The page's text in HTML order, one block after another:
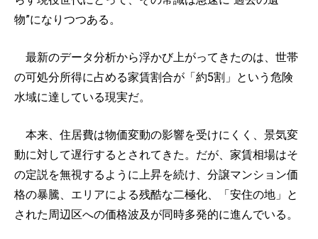
物”になりつつある。
最新のデータ分析から浮かび上がってきたのは、世帯
の可処分所得に占める家賃割合が「約5割」という危険
水域に達している現実だ。
本来、住居費は物価変動の影響を受けにくく、景気変
動に対して遅行するとされてきた。だが、家賃相場はそ
の定説を無視するように上昇を続け、分譲マンション価
格の暴騰、エリアによる残酷な二極化、「安住の地」と
された周辺区への価格波及が同時多発的に進んでいる。